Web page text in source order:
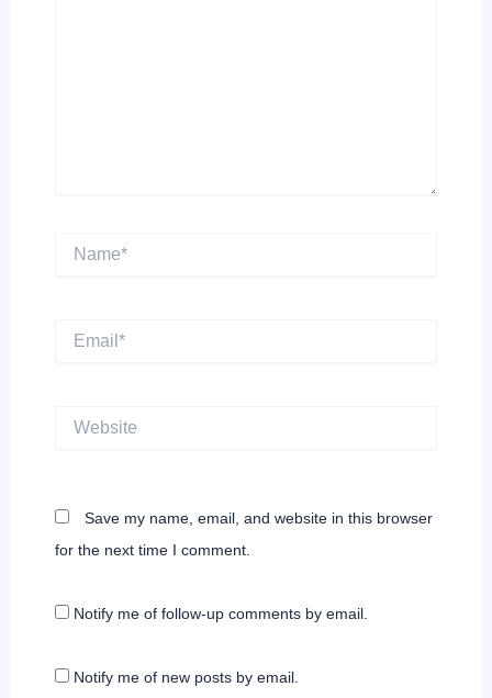
Save my name, email, and website in this browser
for the next time I comment.
Notify me of follow-up comments by email.
Notify me of new posts by email.